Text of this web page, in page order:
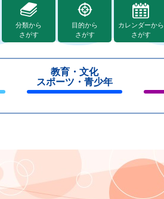
分類から
さがす
目的から
さがす
カレンダーから
さがす
教育・文化
スポーツ・青少年
じ
じ